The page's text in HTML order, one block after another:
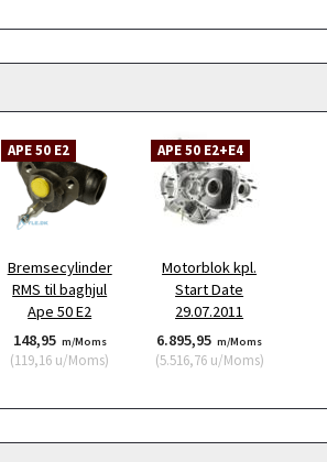
APE 50 E2
Bremsecylinder
RMS til baghjul
Ape 50 E2
148,95 m/Moms
(119,16 u/Moms)
APE 50 E2+E4
Motorblok kpl.
Start Date
29.07.2011
6.895,95 m/Moms
(5.516,76u/Moms)